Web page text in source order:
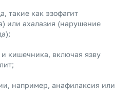
такие как эзофагит
или ахалазия (нарушение
кишечника, включая язву
например, анафилаксия или